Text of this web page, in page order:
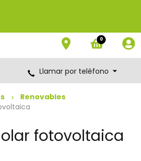
0
Llamar por teléfono
Renovables
fotovoltaica